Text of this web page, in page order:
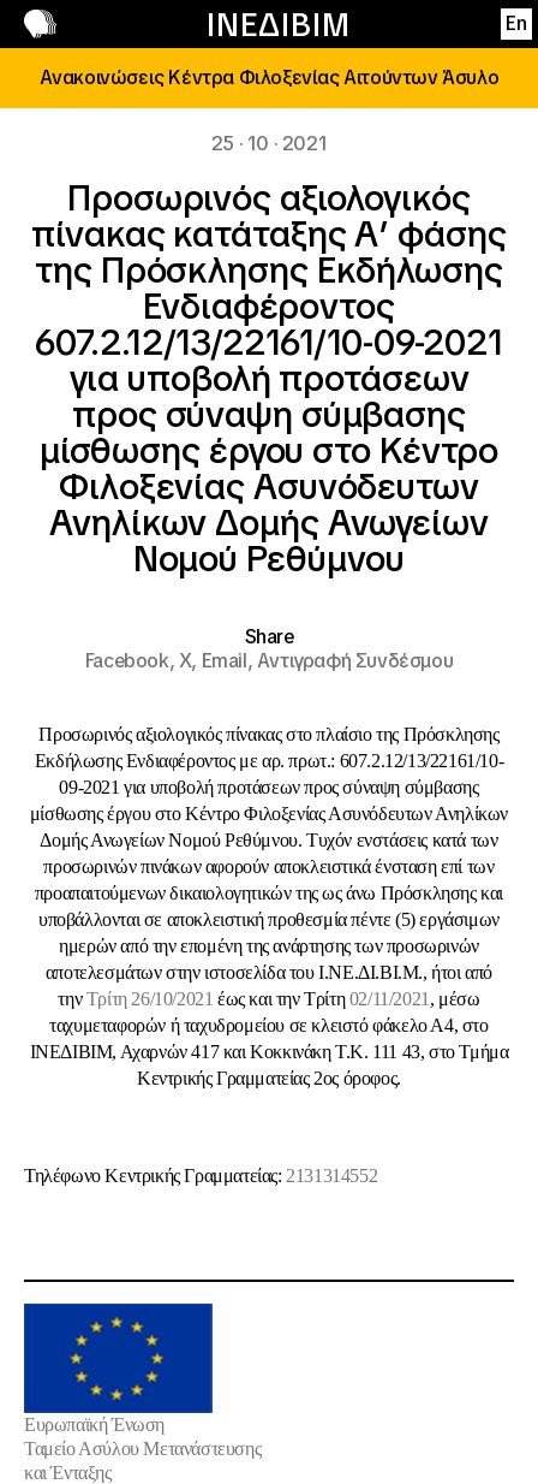
ΙΝΕΔΙΒΙΜ En
Επικοινωνία
Ανακοινώσεις Κέντρα Φιλοξενίας Αιτούντων Άσυλο
25 · 10 · 2021
Προσωρινός αξιολογικός
πίνακας κατάταξης Α’ φάσης
της Πρόσκλησης Εκδήλωσης
Ενδιαφέροντος
607.2.12/13/22161/10-09-2021
για υποβολή προτάσεων
προς σύναψη σύμβασης
μίσθωσης έργου στο Κέντρο
Φιλοξενίας Ασυνόδευτων
Ανηλίκων Δομής Ανωγείων
Νομού Ρεθύμνου
Share
Facebook,X, Email,Αντιγραφή Συνδέσμου
Προσωρινός αξιολογικός πίνακας στο πλαίσιο της Πρόσκλησης
Εκδήλωσης Ενδιαφέροντος με αρ. πρωτ.: 607.2.12/13/22161/10-
09-2021 για υποβολή προτάσεων προς σύναψη σύμβασης
μίσθωσης έργου στο Κέντρο Φιλοξενίας Ασυνόδευτων Ανηλίκων
Δομής Ανωγείων Νομού Ρεθύμνου. Τυχόν ενστάσεις κατά των
προσωρινών πινάκων αφορούν αποκλειστικά ένσταση επί των
προαπαιτούμενων δικαιολογητικών της ως άνω Πρόσκλησης και
υποβάλλονται σε αποκλειστική προθεσμία πέντε (5) εργάσιμων
ημερών από την επομένη της ανάρτησης των προσωρινών
αποτελεσμάτων στην ιστοσελίδα του Ι.ΝΕ.ΔΙ.ΒΙ.Μ., ήτοι από
τηνΤρίτη 26/10/2021 έως και την Τρίτη02/11/2021 , μέσω
ταχυμεταφορών ή ταχυδρομείου σε κλειστό φάκελο Α4, στο
ΙΝΕΔΙΒΙΜ, Αχαρνών 417 και Κοκκινάκη T.K. 111 43, στο Τμήμα
Κεντρικής Γραμματείας 2ος όροφος.
Τηλέφωνο Κεντρικής Γραμματείας: 2131314552
Ευρωπαϊκή Ένωση
Ταμείο Ασύλου Μετανάστευσης
και Ένταξης